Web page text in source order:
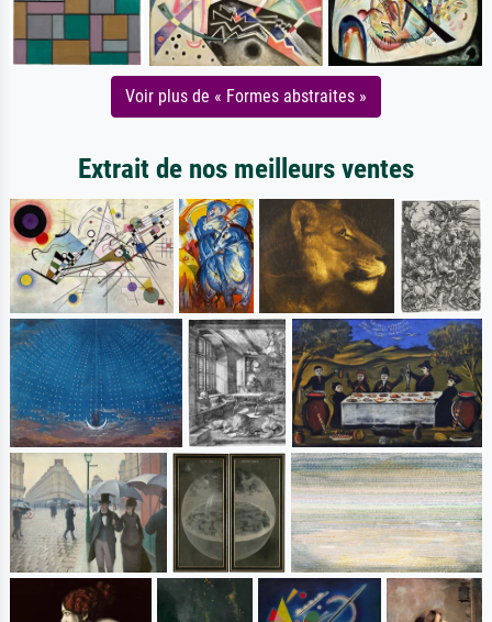
Voir plus de « Formes abstraites »
Extrait de nos meilleurs ventes